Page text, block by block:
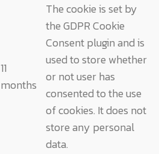
11
months
The cookie is set by
the GDPR Cookie
Consent plugin and is
used to store whether
or not user has
consented to the use
of cookies. It does not
store any personal
data.